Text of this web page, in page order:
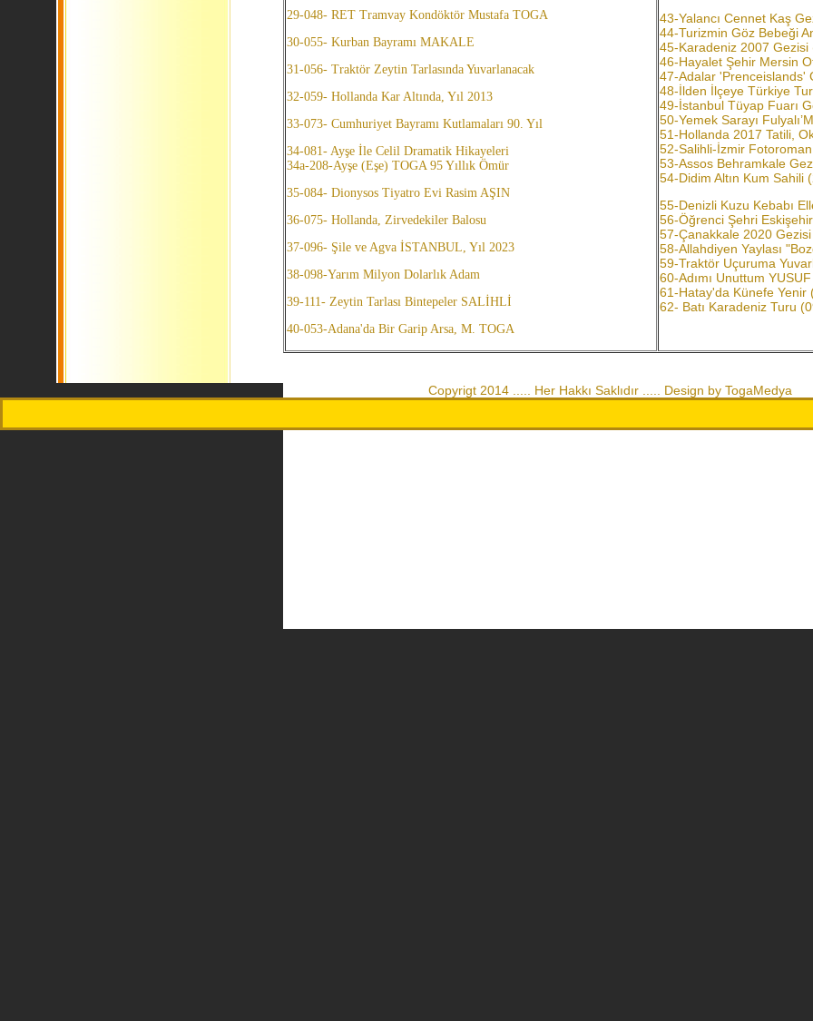
29-048- RET Tramvay Kondöktör Mustafa TOGA
30-055- Kurban Bayramı MAKALE
31-056- Traktör Zeytin Tarlasında Yuvarlanacak
32-059- Hollanda Kar Altında, Yıl 2013
33-073- Cumhuriyet Bayramı Kutlamaları 90. Yıl
34-081- Ayşe İle Celil Dramatik Hikayeleri
34a-208-Ayşe (Eşe) TOGA 95 Yıllık Ömür
35-084- Dionysos Tiyatro Evi Rasim AŞIN
36-075- Hollanda, Zirvedekiler Balosu
37-096- Şile ve Agva İSTANBUL, Yıl 2023
38-098-Yarım Milyon Dolarlık Adam
39-111- Zeytin Tarlası Bintepeler SALİHLİ
40-053-Adana'da Bir Garip Arsa, M. TOGA
43-Yalancı Cennet Kaş
44-Turizmin Göz Bebeği
45-Karadeniz 2007 Gezisi
46-Hayalet Şehir Mersin
47-Adalar 'Prenceislands'
48-İlden İlçeye Türkiye
49-İstanbul Tüyap Fuarı
50-Yemek Sarayı
51-Hollanda 2017 Tatili,
52-Salihli-İzmir
53-Assos Behramkale
54-Didim Altın Kum Sahili
55-Denizli Kuzu Kebabı
56-Öğrenci Şehri
57-Çanakkale 2020
58-Allahdiyen Yaylası
59-Traktör Uçuruma
60-Adımı Unuttum
61-Hatay'da Künefe Yenir
62- Batı Karadeniz Turu
Copyrigt 2014 ..... Her Hakkı Saklıdır ..... Design by TogaMedya